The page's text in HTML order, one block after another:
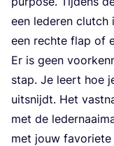
een lede­ren clut­ch
een rech­te flap of
Er is geen
stap. Je leert hoe
uit­snijdt. Het
met de
met jouw favo­rie­te